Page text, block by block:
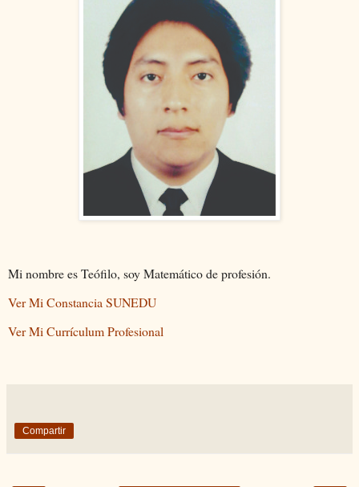
Mi nombre es Teófilo, soy Matemático de profesión.
Ver Mi Constancia SUNEDU
Ver Mi Currículum Profesional
Compartir